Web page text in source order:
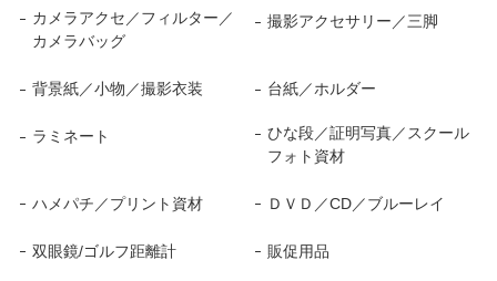
カメラアクセ／フィルター／
カメラバッグ
撮影アクセサリー／三脚
背景紙／小物／撮影衣装 台紙／ホルダー
ラミネート
ひな段／証明写真／スクール
フォト資材
ハメパチ／プリント資材 ＤＶＤ／CD／ブルーレイ
双眼鏡/ゴルフ距離計 販促用品